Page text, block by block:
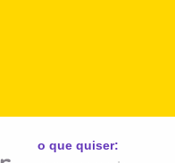
o que quiser: